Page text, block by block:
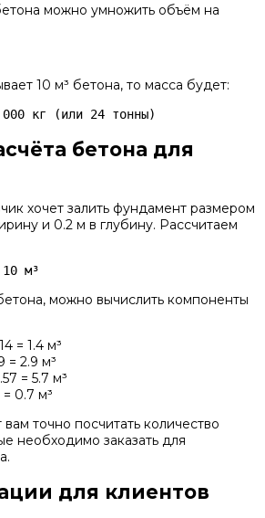
можно умножить объём на
10 м³ бетона, то масса будет:
кг (или 24 тонны)
бетона для
хочет залить фундамент размером
и 0.2 м в глубину. Рассчитаем
м³
можно вычислить компоненты
= 1.4 м³
= 2.9 м³
= 5.7 м³
0.7 м³
точно посчитать количество
необходимо заказать для
для клиентов